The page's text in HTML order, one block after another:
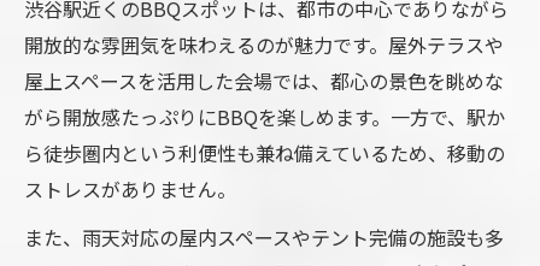
渋谷駅近くのBBQスポットは、都市の中心でありながら
開放的な雰囲気を味わえるのが魅力です。屋外テラスや
屋上スペースを活用した会場では、都心の景色を眺めな
がら開放感たっぷりにBBQを楽しめます。一方で、駅か
ら徒歩圏内という利便性も兼ね備えているため、移動の
ストレスがありません。
また、雨天対応の屋内スペースやテント完備の施設も多